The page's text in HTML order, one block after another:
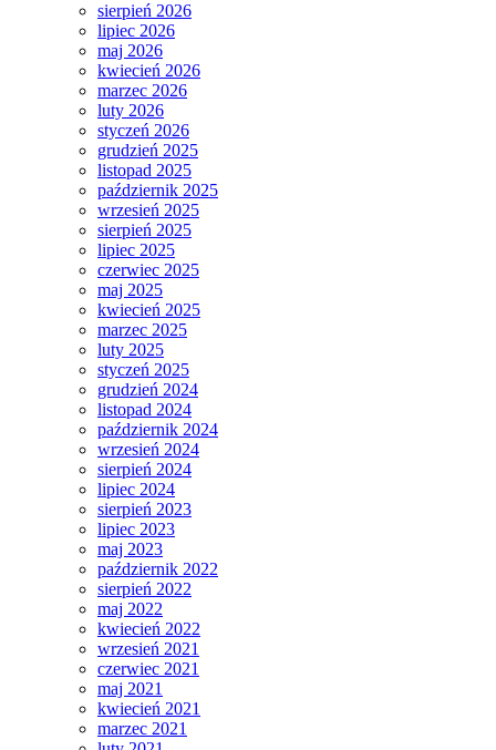
sierpień 2026
lipiec 2026
maj 2026
kwiecień 2026
marzec 2026
luty 2026
styczeń 2026
grudzień 2025
listopad 2025
październik 2025
wrzesień 2025
sierpień 2025
lipiec 2025
czerwiec 2025
maj 2025
kwiecień 2025
marzec 2025
luty 2025
styczeń 2025
grudzień 2024
listopad 2024
październik 2024
wrzesień 2024
sierpień 2024
lipiec 2024
sierpień 2023
lipiec 2023
maj 2023
październik 2022
sierpień 2022
maj 2022
kwiecień 2022
wrzesień 2021
czerwiec 2021
maj 2021
kwiecień 2021
marzec 2021